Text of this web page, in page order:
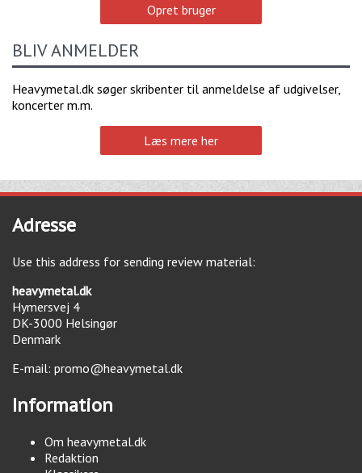
Opret bruger
BLIV ANMELDER
Heavymetal.dk søger skribenter til anmeldelse af udgivelser,
koncerter m.m.
Læs mere her
Adresse
Use this address for sending review material:
heavymetal.dk
Hymersvej 4
DK-3000 Helsingør
Denmark
E-mail: promo@heavymetal.dk
Information
Om heavymetal.dk
Redaktion